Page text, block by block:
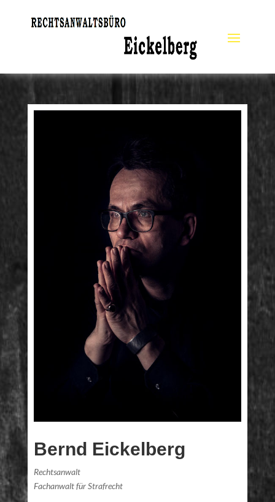
Bernd Eickelberg
Rechtsanwalt
Fachanwalt für Strafrecht